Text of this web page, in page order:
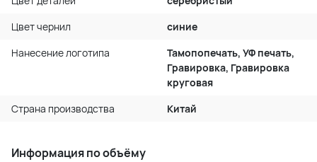
Цвет чернил
синие
Нанесение логотипа
Тамопопечать, УФ печать,
Гравировка, Гравировка
круговая
Страна производства
Китай
Информация по объёму